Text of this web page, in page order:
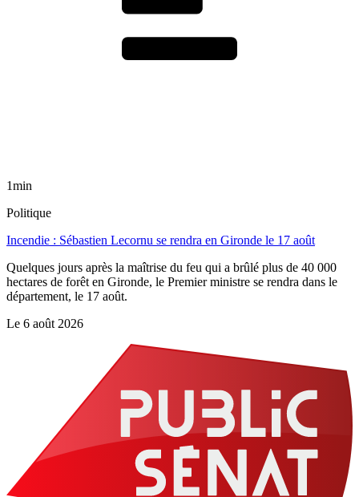
1min
Politique
Incendie : Sébastien Lecornu se rendra en Gironde le 17 août
Quelques jours après la maîtrise du feu qui a brûlé plus de 40 000
hectares de forêt en Gironde, le Premier ministre se rendra dans le
département, le 17 août.
Le 6 août 2026